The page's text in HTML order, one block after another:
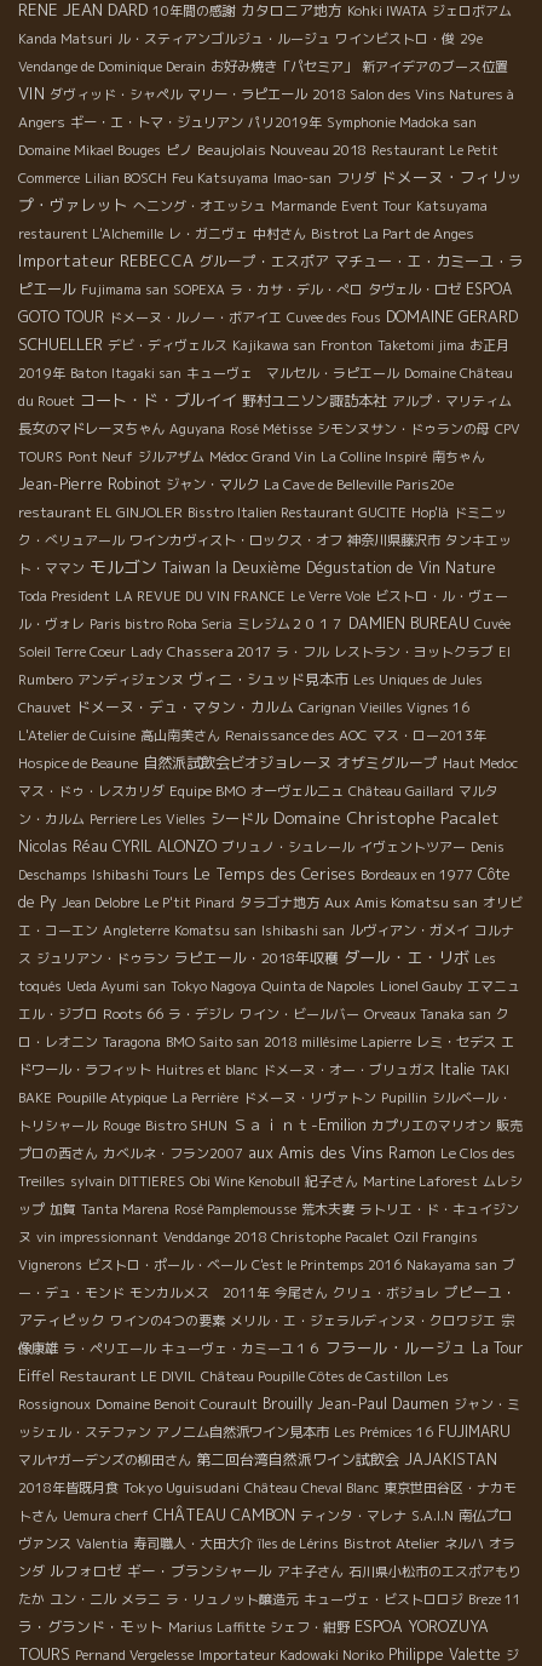
RENE JEAN DARD 10年間の感謝 カタロニア地方 Kohki IWATA ジェロボアム
Kanda Matsuri ル・スティアンゴルジュ・ルージュ ワインビストロ・俊 29e
Vendange de Dominique Derain お好み焼き「パセミア」 新アイデアのブース位置
VIN ダヴィッド・シャペル マリー・ラピエール 2018 Salon des Vins Natures à
Angers ギー・エ・トマ・ジュリアン パリ2019年 Symphonie Madoka san
Domaine Mikael Bouges ピノ Beaujolais Nouveau 2018 Restaurant Le Petit
Commerce Lilian BOSCH Feu Katsuyama Imao-san フリダ ドメーヌ・フィリッ
プ・ヴァレット へニング・オエッシュ Marmande Event Tour Katsuyama
restaurent L'Alchemille レ・ガニヴェ 中村さん Bistrot La Part de Anges
Importateur REBECCA グループ・エスポア マチュー・エ・カミーユ・ラ
ピエール Fujimama san SOPEXA ラ・カサ・デル・ぺロ タヴェル・ロゼ ESPOA
GOTO TOUR ドメーヌ・ルノー・ボアイエ Cuvee des Fous DOMAINE GERARD
SCHUELLER デビ・ディヴェルス Kajikawa san Fronton Taketomi jima お正月
2019年 Baton Itagaki san キューヴェ マルセル・ラピエール Domaine Château
du Rouet コート・ド・ブルイイ 野村ユニソン諏訪本社 アルプ・マリティム
長女のマドレーヌちゃん Aguyana Rosé Métisse シモンヌサン・ドゥランの母 CPV
TOURS Pont Neuf ジルアザム Médoc Grand Vin La Colline Inspiré 南ちゃん
Jean-Pierre Robinot ジャン・マルク La Cave de Belleville Paris20e
restaurant EL GINJOLER Bisstro Italien Restaurant GUCITE Hop'là ドミニッ
ク・べリュアール ワインカヴィスト・ロックス・オフ 神奈川県藤沢市 タンキエッ
ト・ママン モルゴン Taiwan la Deuxième Dégustation de Vin Nature
Toda President LA REVUE DU VIN FRANCE Le Verre Vole ビストロ・ル・ヴェー
ル・ヴォレ Paris bistro Roba Seria ミレジム２０１７ DAMIEN BUREAU Cuvée
Soleil Terre Coeur Lady Chassera 2017 ラ・フル レストラン・ヨットクラブ El
Rumbero アンディジェンヌ ヴィニ・シュッド見本市 Les Uniques de Jules
Chauvet ドメーヌ・デュ・マタン・カルム Carignan Vieilles Vignes 16
L'Atelier de Cuisine 高山南美さん Renaissance des AOC マス・ロー2013年
Hospice de Beaune 自然派試飲会ビオジョレーヌ オザミグループ Haut Medoc
マス・ドゥ・レスカリダ Equipe BMO オーヴェルニュ Château Gaillard マルタ
ン・カルム Perriere Les Vielles シードル Domaine Christophe Pacalet
Nicolas Réau CYRIL ALONZO ブリュノ・シュレール イヴェントツアー Denis
Deschamps Ishibashi Tours Le Temps des Cerises Bordeaux en 1977 Côte
de Py Jean Delobre Le P'tit Pinard タラゴナ地方 Aux Amis Komatsu san オリビ
エ・コーエン Angleterre Komatsu san Ishibashi san ルヴィアン・ガメイ コルナ
ス ジュリアン・ドゥラン ラピエール・2018年収穫 ダール・エ・リボ Les
toqués Ueda Ayumi san Tokyo Nagoya Quinta de Napoles Lionel Gauby エマニュ
エル・ジブロ Roots 66 ラ・デジレ ワイン・ビールバー Orveaux Tanaka san ク
ロ・レオニン Taragona BMO Saito san 2018 millésime Lapierre レミ・セデス エ
ドワール・ラフィット Huitres et blanc ドメーヌ・オー・ブリュガス Italie TAKI
BAKE Poupille Atypique La Perrière ドメーヌ・リヴァトン Pupillin シルベール・
トリシャール Rouge Bistro SHUN Ｓａｉｎｔ-Emilion カプリエのマリオン 販売
プロの西さん カベルネ・フラン2007 aux Amis des Vins Ramon Le Clos des
Treilles sylvain DITTIERES Obi Wine Kenobull 紀子さん Martine Laforest ムレシ
ップ 加賀 Tanta Marena Rosé Pamplemousse 荒木夫妻 ラトリエ・ド・キュイジン
ヌ vin impressionnant Venddange 2018 Christophe Pacalet Ozil Frangins
Vignerons ビストロ・ポール・ベール C'est le Printemps 2016 Nakayama san ブ
ー・デュ・モンド モンカルメス 2011年 今尾さん クリュ・ボジョレ プピーユ・
アティピック ワインの4つの要素 メリル・エ・ジェラルディンヌ・クロワジエ 宗
像康雄 ラ・ペリエール キューヴェ・カミーユ１６ フラール・ルージュ La Tour
Eiffel Restaurant LE DIVIL Château Poupille Côtes de Castillon Les
Rossignoux Domaine Benoit Courault Brouilly Jean-Paul Daumen ジャン・ミ
ッシェル・ステファン アノニム自然派ワイン見本市 Les Prémices 16 FUJIMARU
マルヤガーデンズの柳田さん 第二回台湾自然派ワイン試飲会 JAJAKISTAN
2018年皆既月食 Tokyo Uguisudani Château Cheval Blanc 東京世田谷区・ナカモ
トさん Uemura cherf CHÂTEAU CAMBON ティンタ・マレナ S.A.I.N 南仏プロ
ヴァンス Valentia 寿司職人・大田大介 îles de Lérins Bistrot Atelier ネルハ オラ
ンダ ルフォロゼ ギー・ブランシャール アキ子さん 石川県小松市のエスポアもり
たか ユン・ニル メラニ ラ・リュノット醸造元 キューヴェ・ビストロロジ Breze 11
ラ・グランド・モット Marius Laffitte シェフ・紺野 ESPOA YOROZUYA
TOURS Pernand Vergelesse Importateur Kadowaki Noriko Philippe Valette ジ